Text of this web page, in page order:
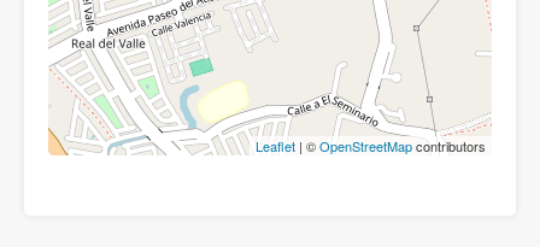
Leaflet | ©OpenStreetMapcontributors